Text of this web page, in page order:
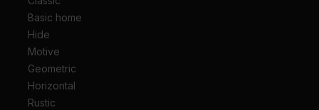
Basic home
Hide
Motive
Geometric
Horizontal
Rustic